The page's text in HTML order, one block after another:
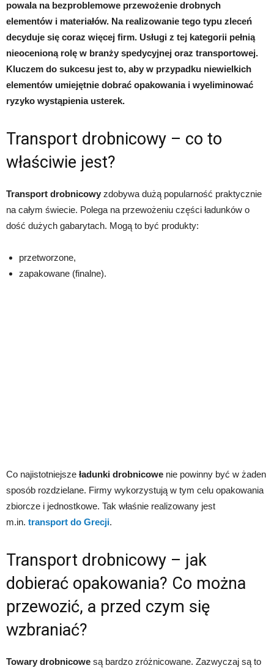
powala na bezproblemowe przewożenie drobnych
elementów i materiałów. Na realizowanie tego typu zleceń
decyduje się coraz więcej firm. Usługi z tej kategorii pełnią
nieocenioną rolę w branży spedycyjnej oraz transportowej.
Kluczem do sukcesu jest to, aby w przypadku niewielkich
elementów umiejętnie dobrać opakowania i wyeliminować
ryzyko wystąpienia usterek.
Transport drobnicowy – co to
właściwie jest?
Transport drobnicowy zdobywa dużą popularność praktycznie
na całym świecie. Polega na przewożeniu części ładunków o
dość dużych gabarytach. Mogą to być produkty:
przetworzone,
zapakowane (finalne).
Co najistotniejsze ładunki drobnicowe nie powinny być w żaden
sposób rozdzielane. Firmy wykorzystują w tym celu opakowania
zbiorcze i jednostkowe. Tak właśnie realizowany jest
m.in. transport do Grecji.
Transport drobnicowy – jak
dobierać opakowania? Co można
przewozić, a przed czym się
wzbraniać?
Towary drobnicowe są bardzo zróżnicowane. Zazwyczaj są to